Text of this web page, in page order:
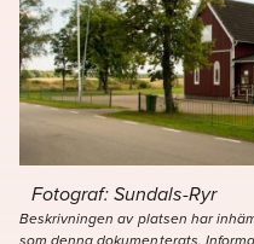
Fotograf: Sundals-Ryr
Beskrivningen av platsen har